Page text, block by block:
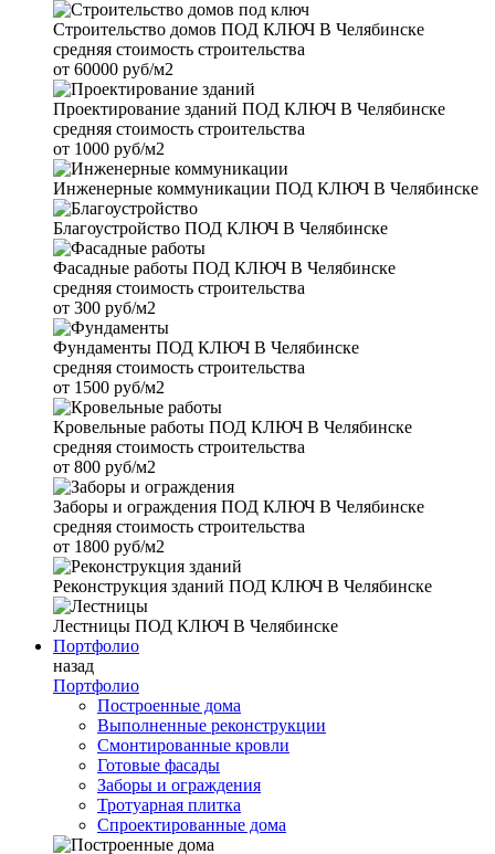
Строительство домов ПОД КЛЮЧ В Челябинске
средняя стоимость строительства
от 60000 руб/м2
Проектирование зданий ПОД КЛЮЧ В Челябинске
средняя стоимость строительства
от 1000 руб/м2
Инженерные коммуникации ПОД КЛЮЧ В Челябинске
Благоустройство ПОД КЛЮЧ В Челябинске
Фасадные работы ПОД КЛЮЧ В Челябинске
средняя стоимость строительства
от 300 руб/м2
Фундаменты ПОД КЛЮЧ В Челябинске
средняя стоимость строительства
от 1500 руб/м2
Кровельные работы ПОД КЛЮЧ В Челябинске
средняя стоимость строительства
от 800 руб/м2
Заборы и ограждения ПОД КЛЮЧ В Челябинске
средняя стоимость строительства
от 1800 руб/м2
Реконструкция зданий ПОД КЛЮЧ В Челябинске
Лестницы ПОД КЛЮЧ В Челябинске
Портфолио
назад
Портфолио
Построенные дома
Выполненные реконструкции
Смонтированные кровли
Готовые фасады
Заборы и ограждения
Тротуарная плитка
Спроектированные дома